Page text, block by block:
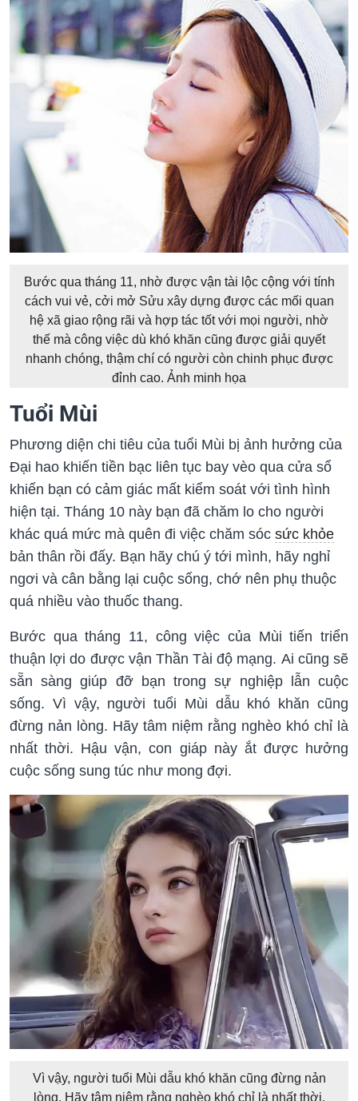
Bước qua tháng 11, nhờ được vận tài lộc cộng với tính
cách vui vẻ, cởi mở Sửu xây dựng được các mối quan
hệ xã giao rộng rãi và hợp tác tốt với mọi người, nhờ
thế mà công việc dù khó khăn cũng được giải quyết
nhanh chóng, thậm chí có người còn chinh phục được
đỉnh cao. Ảnh minh họa
Tuổi Mùi
Phương diện chi tiêu của tuổi Mùi bị ảnh hưởng của
Đại hao khiến tiền bạc liên tục bay vèo qua cửa sổ
khiến bạn có cảm giác mất kiểm soát với tình hình
hiện tại. Tháng 10 này bạn đã chăm lo cho người
khác quá mức mà quên đi việc chăm sóc sức khỏe
bản thân rồi đấy. Bạn hãy chú ý tới mình, hãy nghỉ
ngơi và cân bằng lại cuộc sống, chớ nên phụ thuộc
quá nhiều vào thuốc thang.
Bước qua tháng 11, công việc của Mùi tiến triển
thuận lợi do được vận Thần Tài độ mạng. Ai cũng sẽ
sẵn sàng giúp đỡ bạn trong sự nghiệp lẫn cuộc
sống. Vì vậy, người tuổi Mùi dẫu khó khăn cũng
đừng nản lòng. Hãy tâm niệm rằng nghèo khó chỉ là
nhất thời. Hậu vận, con giáp này ắt được hưởng
cuộc sống sung túc như mong đợi.
Vì vậy, người tuổi Mùi dẫu khó khăn cũng đừng nản
lòng. Hãy tâm niệm rằng nghèo khó chỉ là nhất thời.